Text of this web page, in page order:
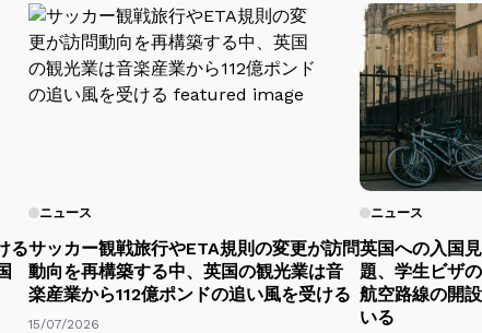
る
ニュース
サッカー観戦旅行やETA規則の変更が訪問
動向を再構築する中、英国の観光業は音
楽産業から112億ポンドの追い風を受ける
15/07/2026
ニュース
英国への入国
題、学生ビザ
航空路線の開
いる